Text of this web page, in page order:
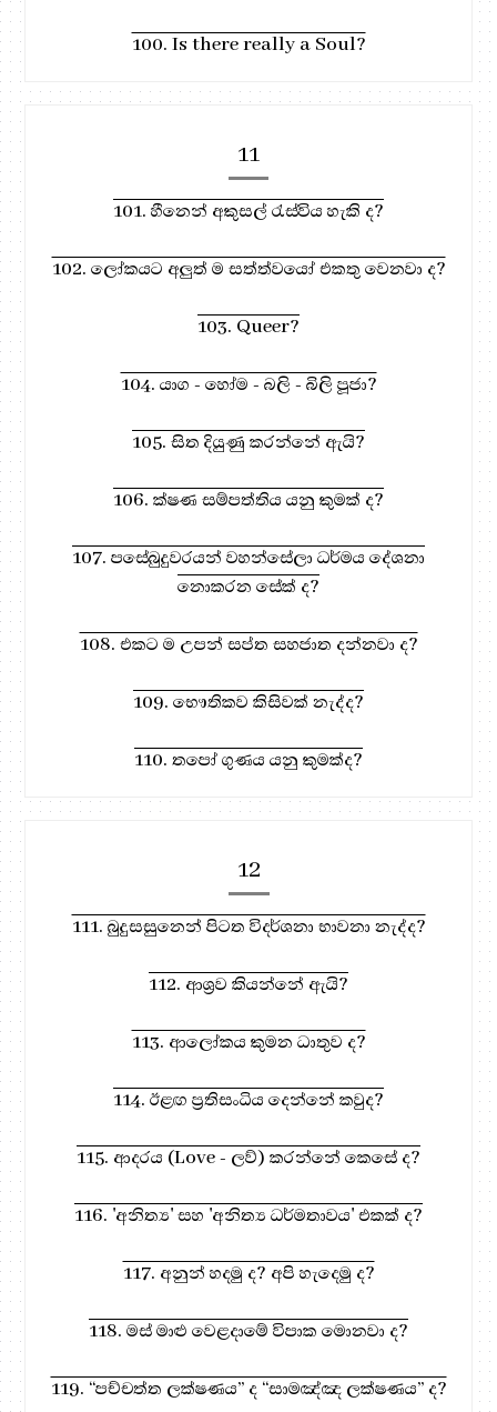
100. Is there really a Soul?
11
101. හීනෙන් අකුසල් රැස්විය හැකි ද?
102. ලෝකයට අලුත් ම සත්ත්වයෝ එකතු වෙනවා ද?
103. Queer?
104. යාග - හෝම - බලි - බිලි පූජා?
105. සිත දියුණු කරන්නේ ඇයි?
106. ක්ෂණ සම්පත්තිය යනු කුමක් ද?
107. පසේබුදුවරයන් වහන්සේලා ධර්මය දේශනා
නොකරන සේක් ද?
108. එකට ම උපන් සප්ත සහජාත දන්නවා ද?
109. භෞතිකව කිසිවක් නැද්ද?
110. තපෝ ගුණය යනු කුමක්ද?
12
111. බුදුසසුනෙන් පිටත විදර්ශනා භාවනා නැද්ද?
112. ආශ්‍රව කියන්නේ ඇයි?
113. ආලෝකය කුමන ධාතුව ද?
114. ඊළඟ ප්‍රතිසංධිය දෙන්නේ කවුද?
115. ආදරය (Love - ලව්) කරන්නේ කෙසේ ද?
116. 'අනිත්‍ය' සහ 'අනිත්‍ය ධර්මතාවය' එකක් ද?
117. අනුන් හදමු ද? අපි හැදෙමු ද?
118. මස් මාළු වෙළදාමේ විපාක මොනවා ද?
119. “පච්චත්ත ලක්ෂණය” ද “සාමඤ්ඤ ලක්ෂණය” ද?